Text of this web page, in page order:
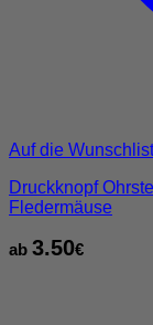
Auf die
Druckknopf
Fledermäuse
ab 3.50€